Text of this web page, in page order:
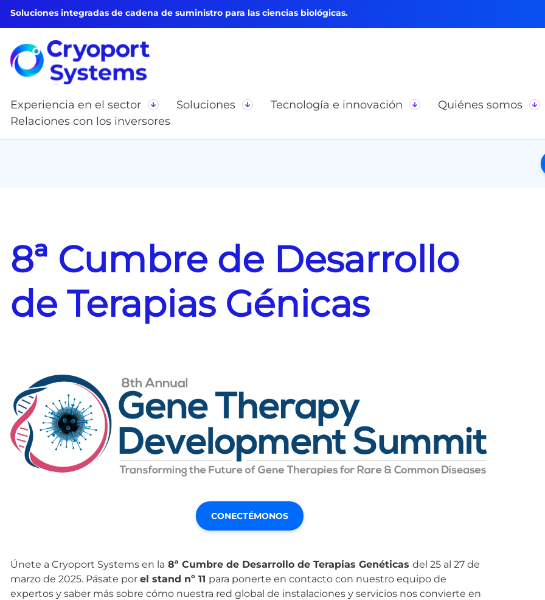
Soluciones integradas de cadena de suministro para las ciencias biológicas.
Experiencia en el sector Soluciones Tecnología e innovación
Quiénes somos
Relaciones con los inversores
8ª Cumbre de Desarrollo
de Terapias Génicas
CONECTÉMONOS
Únete a Cryoport Systems en la 8ª Cumbre de Desarrollo de Terapias Genéticas del 25 al 27 de
marzo de 2025. Pásate por el stand nº 11 para ponerte en contacto con nuestro equipo de
expertos y saber más sobre cómo nuestra red global de instalaciones y servicios nos convierte en